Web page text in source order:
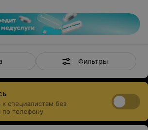
Фильтры
к специалистам без
по телефону